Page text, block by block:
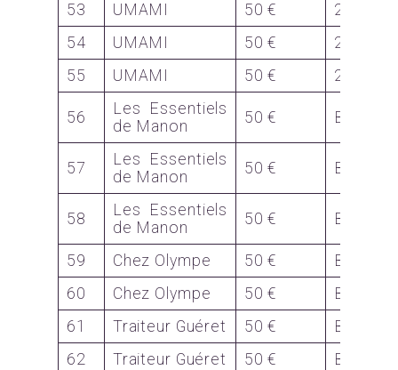
53
UMAMI 50 €
2 Bons
54
UMAMI 50 €
2 Bons
55
UMAMI 50 € 2 Bons
56
Les Essentiels
de Manon
50 € Bon
57
Les Essentiels
de Manon
50 € Bon
58
Les Essentiels
de Manon
50 € Bon
59 Chez Olympe 50 €
Bon
60
Chez Olympe 50 €
Bon
61
Traiteur Guéret 50 €
Bon
62
Traiteur Guéret 50 €
Bon